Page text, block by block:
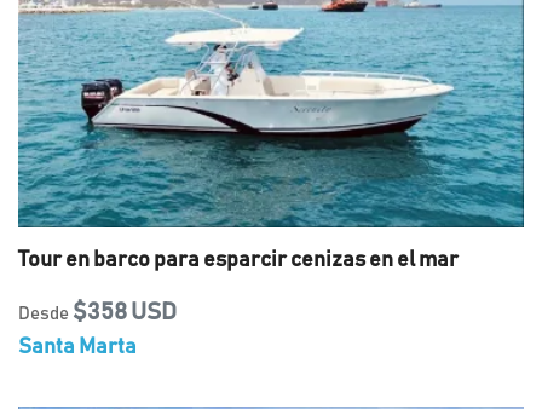
Tour en barco para esparcir cenizas en el mar
Desde $358 USD
Santa Marta